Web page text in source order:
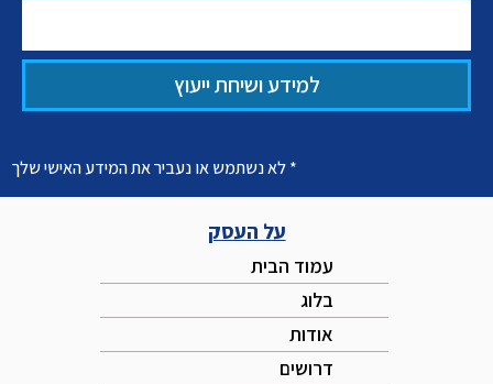
למידע ושיחת ייעוץ
* לא נשתמש או נעביר את המידע האישי שלך
על העסק
עמוד הבית
בלוג
אודות
דרושים